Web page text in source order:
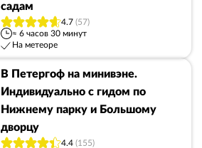
садам
4.7 (57)
≈ 6 часов 30 минут
На метеоре
В Петергоф на минивэне.
Индивидуально с гидом по
Нижнему парку и Большому
дворцу
4.4 (155)